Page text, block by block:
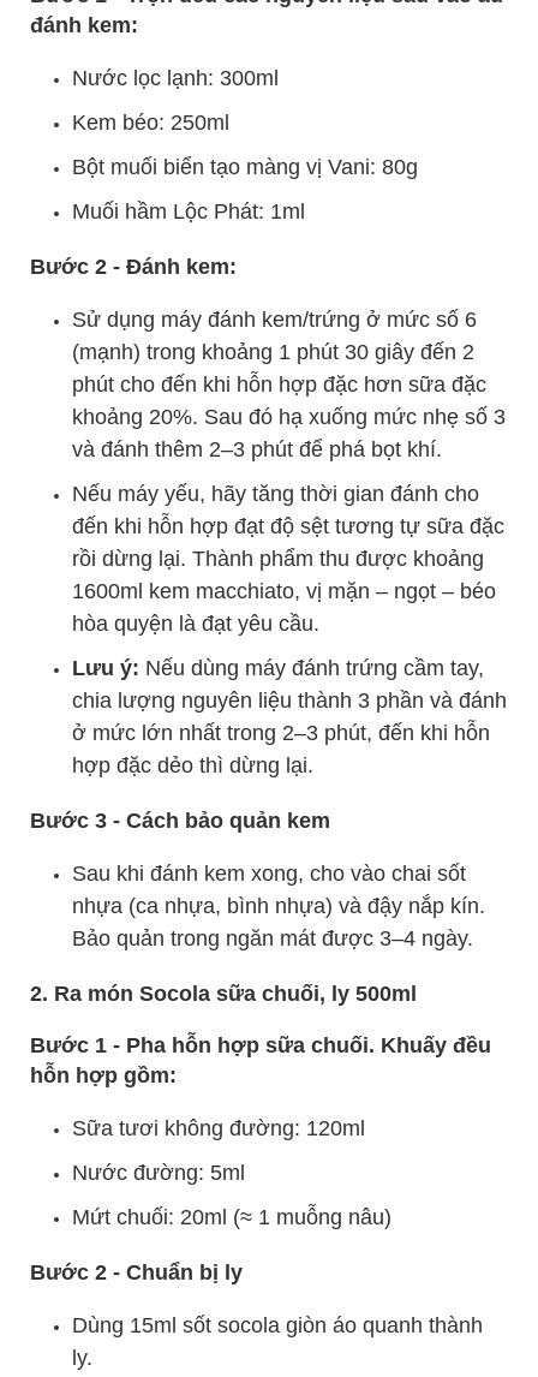
đánh kem:
Nước lọc lạnh: 300ml
Kem béo: 250ml
Bột muối biển tạo màng vị Vani: 80g
Muối hầm Lộc Phát: 1ml
Bước 2 - Đánh kem:
Sử dụng máy đánh kem/trứng ở mức số 6
(mạnh) trong khoảng 1 phút 30 giây đến 2
phút cho đến khi hỗn hợp đặc hơn sữa đặc
khoảng 20%. Sau đó hạ xuống mức nhẹ số 3
và đánh thêm 2–3 phút để phá bọt khí.
Nếu máy yếu, hãy tăng thời gian đánh cho
đến khi hỗn hợp đạt độ sệt tương tự sữa đặc
rồi dừng lại. Thành phẩm thu được khoảng
1600ml kem macchiato, vị mặn – ngọt – béo
hòa quyện là đạt yêu cầu.
Lưu ý: Nếu dùng máy đánh trứng cầm tay,
chia lượng nguyên liệu thành 3 phần và đánh
ở mức lớn nhất trong 2–3 phút, đến khi hỗn
hợp đặc dẻo thì dừng lại.
Bước 3 - Cách bảo quản kem
Sau khi đánh kem xong, cho vào chai sốt
nhựa (ca nhựa, bình nhựa) và đậy nắp kín.
Bảo quản trong ngăn mát được 3–4 ngày.
2. Ra món Socola sữa chuối, ly 500ml
Bước 1 - Pha hỗn hợp sữa chuối. Khuấy đều
hỗn hợp gồm:
Sữa tươi không đường: 120ml
Nước đường: 5ml
Mứt chuối: 20ml (≈ 1 muỗng nâu)
Bước 2 - Chuẩn bị ly
Dùng 15ml sốt socola giòn áo quanh thành
ly.